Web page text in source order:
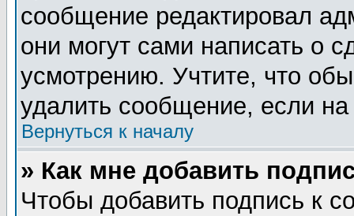
сообщение редактировал
они могут сами написать о
усмотрению. Учтите, что
удалить сообщение, если на
Вернуться к началу
» Как мне добавить
Чтобы добавить подпись к